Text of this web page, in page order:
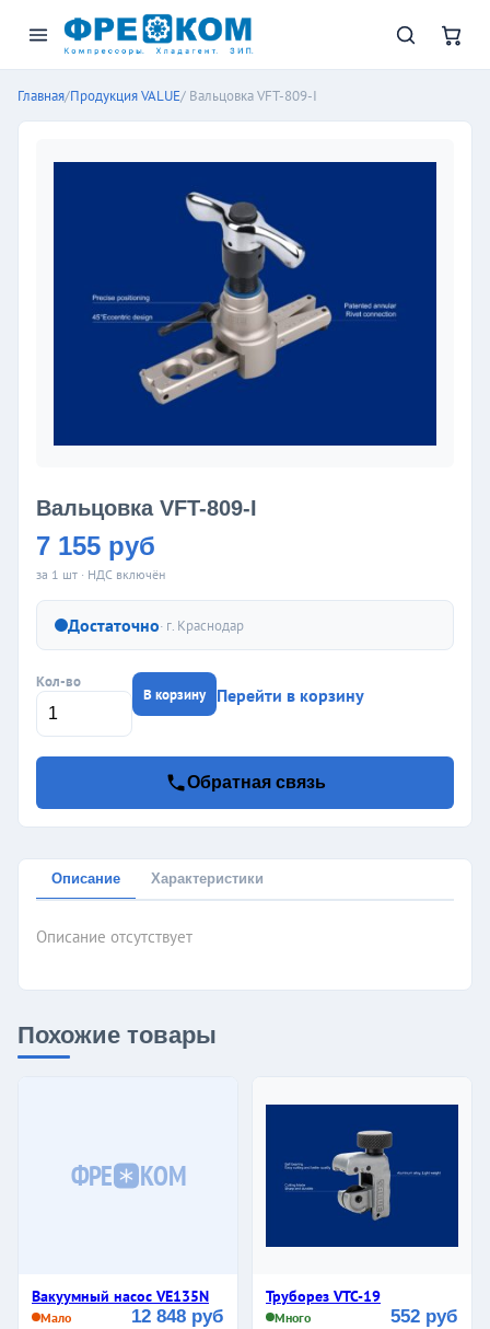
Главная/Продукция VALUE/ Вальцовка VFT-809-I
Вальцовка VFT-809-I
7 155 руб
за 1 шт · НДС включён
Достаточно· г. Краснодар
Кол-во
В корзину Перейти в корзину
Обратная связь
Описание Характеристики
Описание отсутствует
Похожие товары
ФРЕ КОМ
Вакуумный насос VE135N
Мало 12 848 руб
Труборез VTC-19
Много 552 руб